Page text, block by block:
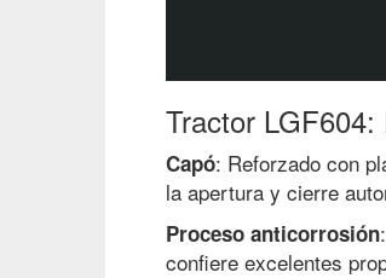
Tractor
Capó: Reforzado con
la apertura y cierre
Proceso anticorrosión
confiere excelentes